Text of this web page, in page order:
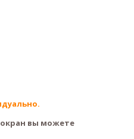
вы можете